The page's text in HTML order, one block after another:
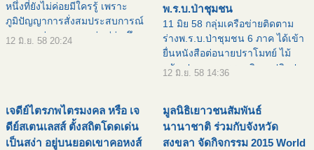
หนึ่งที่ยังไม่ค่อยมีใครรู้ เพราะ
ภูมิปัญญาการสั่งสมประสบการณ์
และการถ่ายทอดจากรุ่นสู่รุ่น จึง
12 มิ.ย. 58 20:24
พ.ร.บ.ป่าชุมชน
11 มิย 58 กลุ่มเครือข่ายติดตาม
ร่างพ.ร.บ.ป่าชุมชน 6 ภาค ได้เข้า
ยื่นหนังสือต่อนายปราโมทย์ ไม้
กลัด ประธานกรรมาธิการปฏิรูป
คัดค้าน การร่างพ.ร.บ.ป่าชุ
12 มิ.ย. 58 14:36
เจดีย์ไตรภพไตรมงคล หรือ เจ
ดีย์สเตนเลสส์ ตั้งสถิตโดดเด่น
เป็นสง่า อยู่บนยอดเขาคอหงส์
มูลนิธิเยาวชนสัมพันธ์
นานาชาติ ร่วมกับจังหวัด
สงขลา จัดกิจกรรม 2015 World